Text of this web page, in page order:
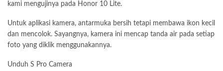
kami mengujinya pada Honor 10 Lite.
Untuk aplikasi kamera, antarmuka bersih tetapi membawa ikon kecil
dan mencolok. Sayangnya, kamera ini mencap tanda air pada setiap
foto yang diklik menggunakannya.
Unduh S Pro Camera